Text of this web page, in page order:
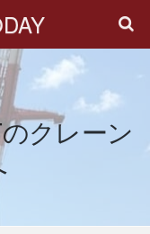
クレーン